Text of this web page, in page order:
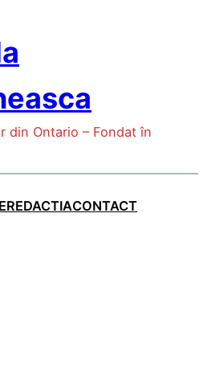
din Ontario – Fondat în
REDACTIACONTACT